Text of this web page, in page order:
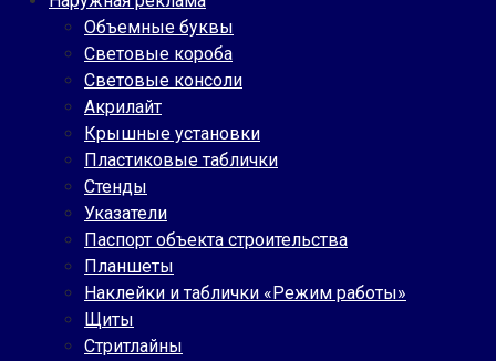
Объемные буквы
Световые короба
Световые консоли
Акрилайт
Крышные установки
Пластиковые таблички
Стенды
Указатели
Паспорт объекта строительства
Планшеты
Наклейки и таблички «Режим работы»
Щиты
Стритлайны